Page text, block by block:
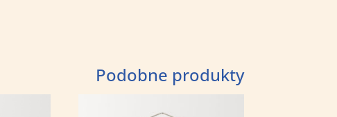
Podobne produkty